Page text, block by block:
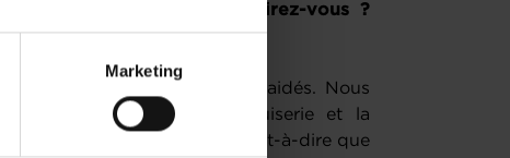
partage sur les réseaux
peuvent être affectées en
Marketing
Quelles leçons en tirez-vous ?
?
marché nous a beaucoup aidés. Nous
automobile, la menuiserie et la
activité de travail à façon, c’est-à-dire que